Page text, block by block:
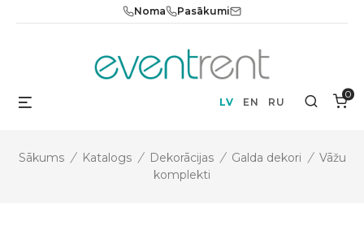
Noma Pasākumi
LV EN RU Search
0
Sākums / Katalogs / Dekorācijas / Galda dekori / Vāžu
komplekti